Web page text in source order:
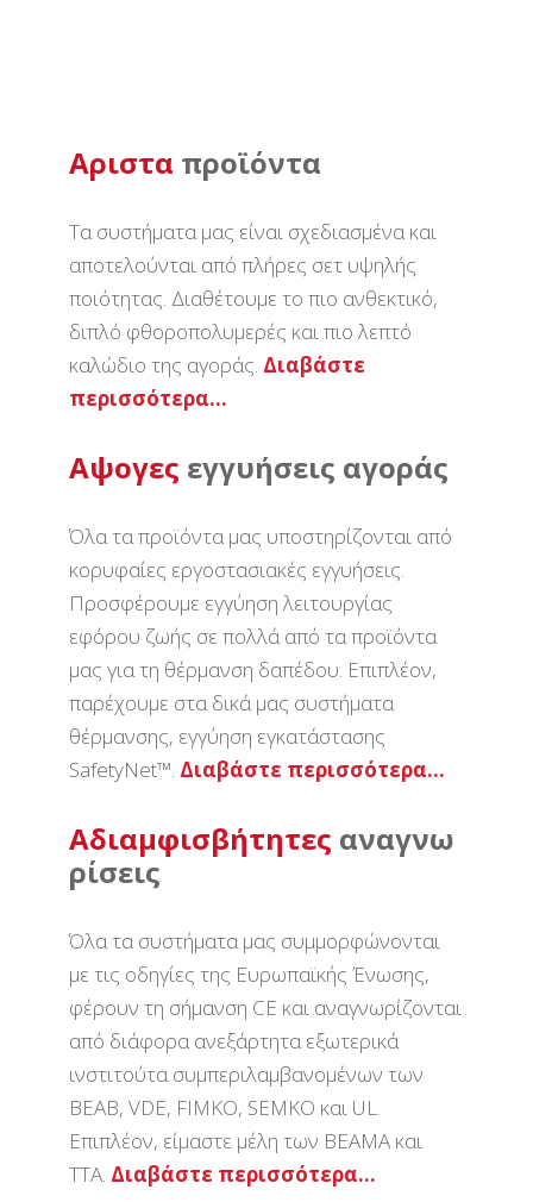
Aριστα προϊόντα
Τα συστήματα μας είναι σχεδιασμένα και
αποτελούνται από πλήρες σετ υψηλής
ποιότητας. Διαθέτουμε το πιο ανθεκτικό,
διπλό φθοροπολυμερές και πιο λεπτό
καλώδιο της αγοράς. Διαβάστε
περισσότερα…
Aψογες εγγυήσεις αγοράς
Όλα τα προϊόντα μας υποστηρίζονται από
κορυφαίες εργοστασιακές εγγυήσεις.
Προσφέρουμε εγγύηση λειτουργίας
εφόρου ζωής σε πολλά από τα προϊόντα
μας για τη θέρμανση δαπέδου. Επιπλέον,
παρέχουμε στα δικά μας συστήματα
θέρμανσης, εγγύηση εγκατάστασης
SafetyNet™. Διαβάστε περισσότερα…
Αδιαμφισβήτητες αναγνω
ρίσεις
Όλα τα συστήματα μας συμμορφώνονται
με τις οδηγίες της Ευρωπαϊκής Ένωσης,
φέρουν τη σήμανση CE και αναγνωρίζονται
από διάφορα ανεξάρτητα εξωτερικά
ινστιτούτα συμπεριλαμβανομένων των
BEAB, VDE, FIMKO, SEMKO και UL.
Επιπλέον, είμαστε μέλη των BEAMA και
TTA. Διαβάστε περισσότερα…